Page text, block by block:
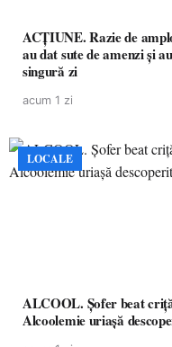
ACȚIUNE. Razie de
au dat sute de amenzi și
singură zi
acum 1 zi
LOCALE
ALCOOL. Șofer beat
Alcoolemie uriașă